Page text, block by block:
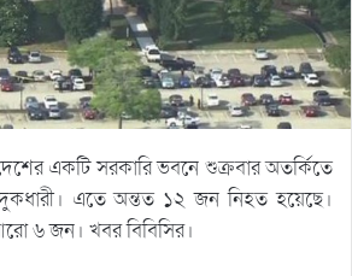
একটি সরকারি ভবনে শুক্রবার অতর্কিতে
এতে অন্তত ১২ জন নিহত হয়েছে।
৬ জন। খবর বিবিসির।